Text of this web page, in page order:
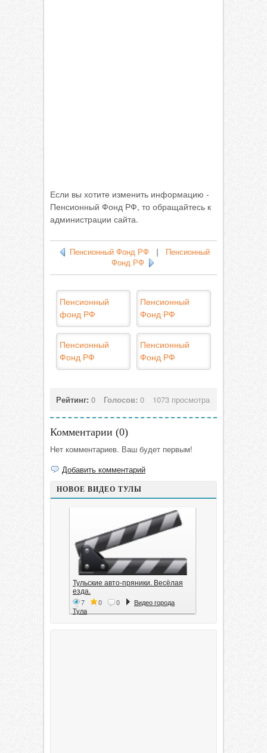
Если вы хотите изменить информацию -
Пенсионный Фонд РФ, то обращайтесь к
администрации сайта.
Пенсионный Фонд РФ
Пенсионный
Фонд РФ
Пенсионный
фонд РФ
Пенсионный
Фонд РФ
Пенсионный
Фонд РФ
Пенсионный
Фонд РФ
Рейтинг: 0 Голосов: 0 1073 просмотра
Комментарии (0)
Нет комментариев. Ваш будет первым!
Добавить комментарий
НОВОЕ ВИДЕО ТУЛЫ
Тульские авто-пряники. Весёлая
езда.
7 0 0
Видео города
Тула